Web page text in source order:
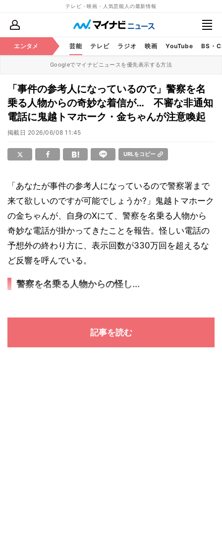
テレビ・映画・人気芸能人の最新情報
エンタメ 芸能 テレビ ラジオ 映画 YouTube BS・
Googleでマイナビニュースを優先表示する方法
「事件の参考人になっているので」警察を名
乗る人物からの奇妙な着信が… 不審な非通知
電話に鬼越トマホーク・金ちゃんが注意喚起
掲載日 2026/06/08 11:45
URLをコピー
「あなたが事件の参考人になっているので警察署まで
来て欲しいのですが可能でしょうか?」鬼越トマホーク
の金ちゃんが、自身のXにて、警察を名乗る人物から
奇妙な電話が掛かってきたことを報告。怪しい電話の
予想外の終わり方に、表示回数が330万回を超えるな
ど反響を呼んでいる。
警察を名乗る人物からの怪し...
記事を読む